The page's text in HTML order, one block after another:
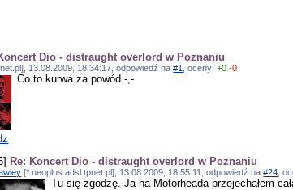
Dio - distraught overlord w Poznaniu
13.08.2009, 18:34:17, odpowiedź na#1 , oceny:+0 -0
Co to kurwa za powód -,-
Re: Koncert Dio - distraught overlord w Poznaniu
[*.neoplus.adsl.tpnet.pl], 13.08.2009, 18:55:11, odpowiedź na#24 ,
Tu się zgodzę. Ja na Motorheada przejechałem